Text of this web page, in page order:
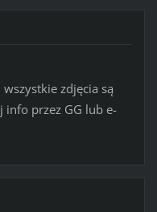
zdjęcia są
info przez GG lub e-